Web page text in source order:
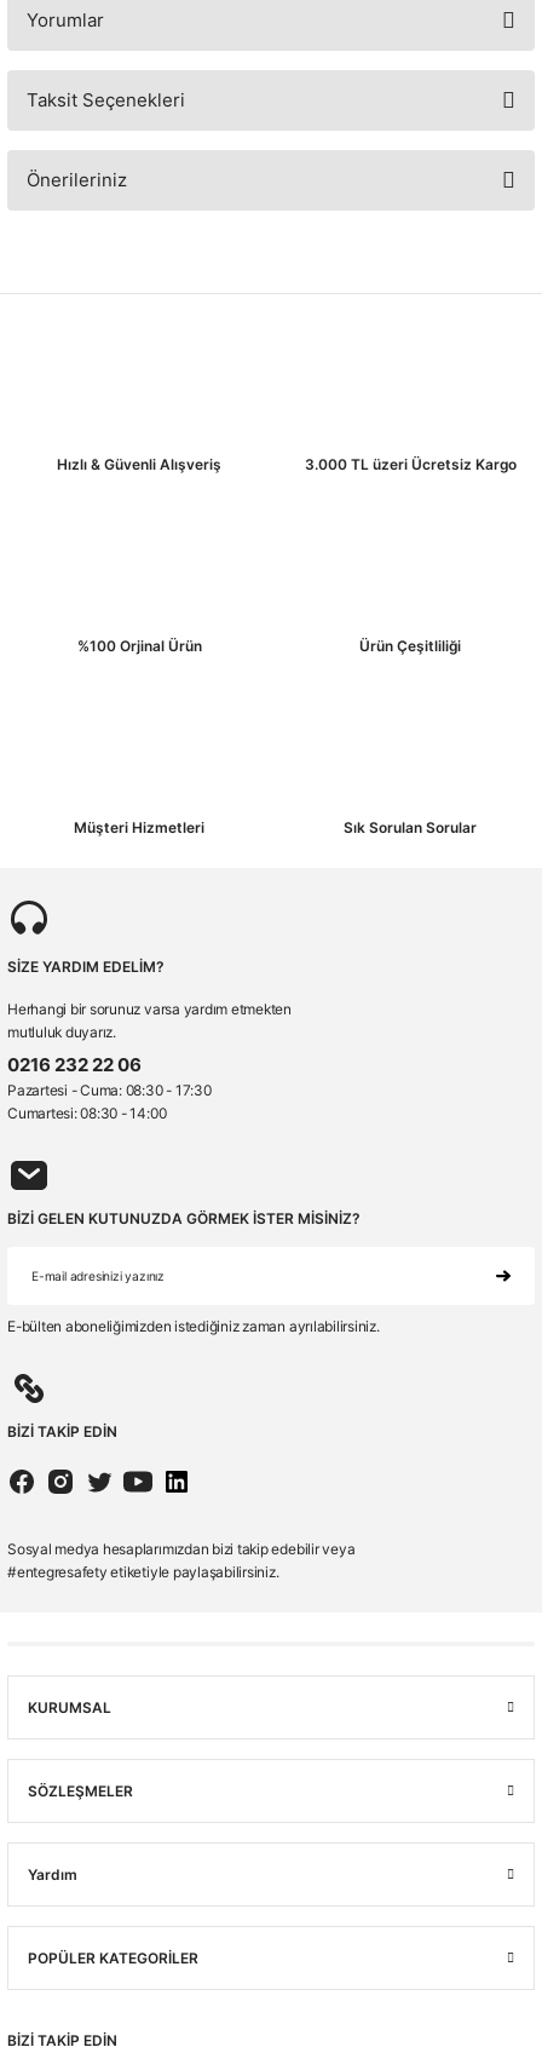
Yorumlar
Taksit Seçenekleri
Önerileriniz
Ürün fiyatı diğer sitelerden daha pahalı.
Hızlı & Güvenli Alışveriş 3.000 TL üzeri Ücretsiz Kargo
%100 Orjinal Ürün Ürün Çeşitliliği
Müşteri Hizmetleri Sık Sorulan Sorular
SİZE YARDIM EDELİM?
Herhangi bir sorunuz varsa yardım etmekten
mutluluk duyarız.
0216 232 22 06
Pazartesi - Cuma: 08:30 - 17:30
Cumartesi: 08:30 - 14:00
BİZİ GELEN KUTUNUZDA GÖRMEK İSTER MİSİNİZ?
E-bülten aboneliğimizden istediğiniz zaman ayrılabilirsiniz.
BİZİ TAKİP EDİN
Sosyal medya hesaplarımızdan bizi takip edebilir veya
#entegresafety etiketiyle paylaşabilirsiniz.
KURUMSAL
SÖZLEŞMELER
Yardım
POPÜLER KATEGORİLER
BİZİ TAKİP EDİN